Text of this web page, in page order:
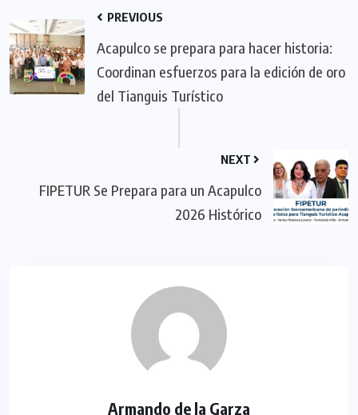
PREVIOUS
Acapulco se prepara para hacer historia:
Coordinan esfuerzos para la edición de oro
del Tianguis Turístico
NEXT
FIPETUR Se Prepara para un Acapulco
2026 Histórico
Armando de la Garza